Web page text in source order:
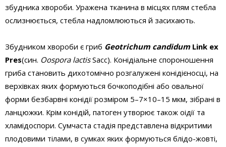
збудника хвороби. Уражена тканина в місцях плям стебла
ослизнюється, стебла надломлюються й засихають.
Збудником хвороби є гриб Geotrichum candidum Link ex
Pres(син. Oospora lactisSacc). Конідіальне спороношення
гриба становить дихотомічно розгалужені конідієносці, на
верхівках яких формуються бочкоподібні або овальної
форми безбарвні конідії розміром 5–7×10–15 мкм, зібрані в
ланцюжки. Крім конідій, патоген утворює також оідії та
хламідоспори. Сумчаста стадія представлена відкритими ​​
плодовими тілами, в сумках яких формуються блідо-жовті,